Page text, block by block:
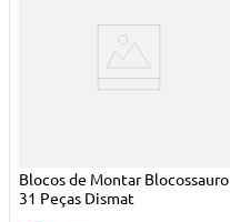
Blocos de Montar Blocossauro
31 Peças Dismat